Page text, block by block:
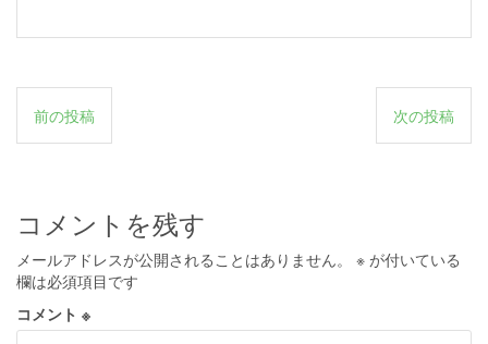
投
稿
ビ
ゲ
ー
シ
前の投稿 次の投稿
コメントを残す
メールアドレスが公開されることはありません。 ※ が付いている
欄は必須項目です
コメント ※